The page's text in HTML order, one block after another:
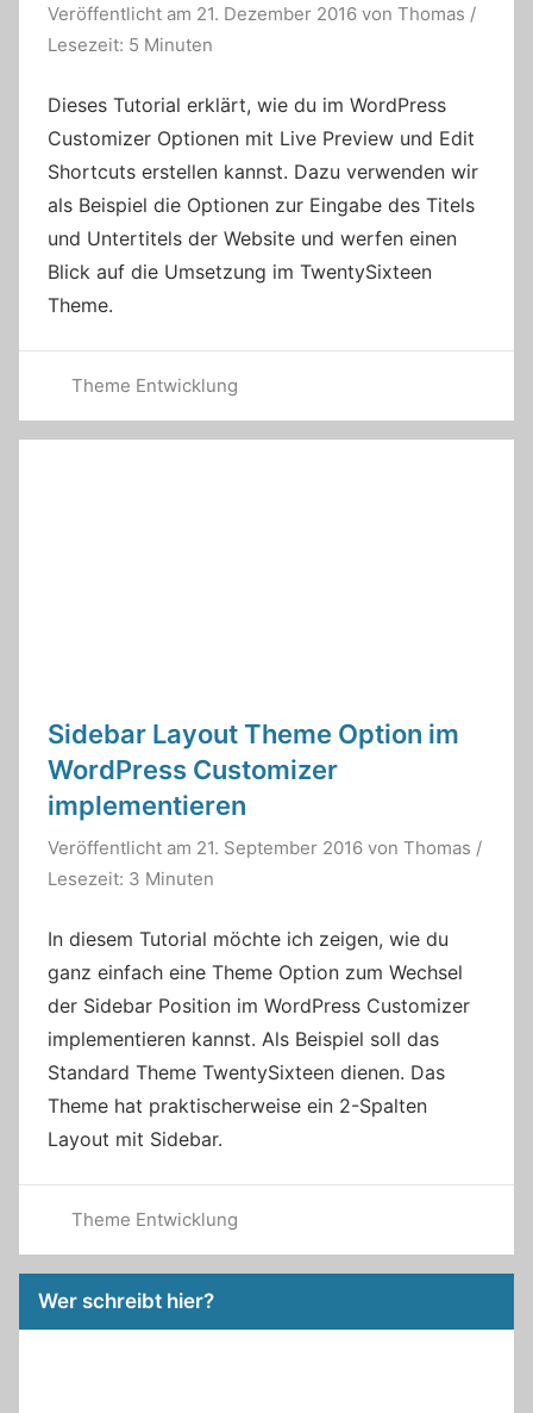
Veröffentlicht am 21. Dezember 2016 von Thomas /
Lesezeit: 5 Minuten
Dieses Tutorial erklärt, wie du im WordPress
Customizer Optionen mit Live Preview und Edit
Shortcuts erstellen kannst. Dazu verwenden wir
als Beispiel die Optionen zur Eingabe des Titels
und Untertitels der Website und werfen einen
Blick auf die Umsetzung im TwentySixteen
Theme.
Theme Entwicklung
Sidebar Layout Theme Option im
WordPress Customizer
implementieren
Veröffentlicht am 21. September 2016 von Thomas /
Lesezeit: 3 Minuten
In diesem Tutorial möchte ich zeigen, wie du
ganz einfach eine Theme Option zum Wechsel
der Sidebar Position im WordPress Customizer
implementieren kannst. Als Beispiel soll das
Standard Theme TwentySixteen dienen. Das
Theme hat praktischerweise ein 2-Spalten
Layout mit Sidebar.
Theme Entwicklung
Wer schreibt hier?